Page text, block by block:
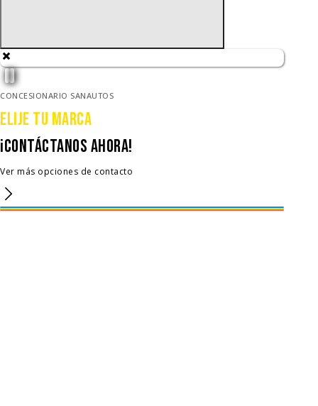
CONCESIONARIO SANAUTOS
Elije tu Marca
¡CONTÁCTANOs AHORA!
Ver más opciones de contacto